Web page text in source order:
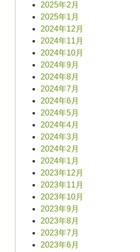
2025年2月
2025年1月
2024年12月
2024年11月
2024年10月
2024年9月
2024年8月
2024年7月
2024年6月
2024年5月
2024年4月
2024年3月
2024年2月
2024年1月
2023年12月
2023年11月
2023年10月
2023年9月
2023年8月
2023年7月
2023年6月